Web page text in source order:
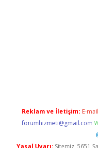
Reklam ve İletişim: E-
forumhizmeti@gmail.com
Yasal Uyarı: Sitemiz, 5651